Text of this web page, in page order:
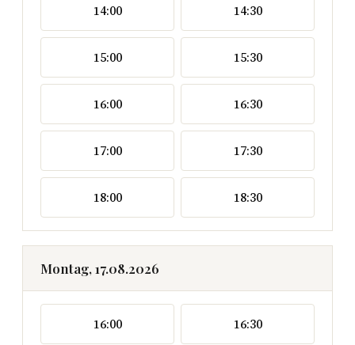
14:00 14:30
15:00 15:30
16:00 16:30
17:00 17:30
18:00 18:30
Montag, 17.08.2026
16:00 16:30